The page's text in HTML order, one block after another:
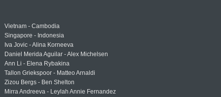
Vietnam - Cambodia
Singapore - Indonesia
Iva Jovic - Alina Korneeva
Daniel Merida Aguilar - Alex Michelsen
Ann Li - Elena Rybakina
Tallon Griekspoor - Matteo Arnaldi
Zizou Bergs - Ben Shelton
Mirra Andreeva - Leylah Annie Fernandez